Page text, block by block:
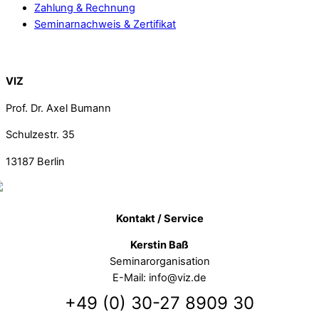
Zahlung & Rechnung
Seminarnachweis & Zertifikat
VIZ
Prof. Dr. Axel Bumann
Schulzestr. 35
13187 Berlin
Kontakt / Service
Kerstin Baß
Seminarorganisation
E-Mail: info@viz.de
+49 (0) 30-27 8909 30